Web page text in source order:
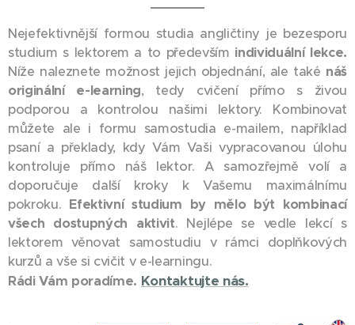
Nejefektivnější formou studia angličtiny je bezesporu
studium s lektorem a to především individuální lekce.
Níže naleznete možnost jejich objednání, ale také náš
originální e-learning, tedy cvičení přímo s živou
podporou a kontrolou našimi lektory. Kombinovat
můžete ale i formu samostudia e-mailem, například
psaní a překlady, kdy Vám Vaši vypracovanou úlohu
kontroluje přímo náš lektor. A samozřejmě volí a
doporučuje další kroky k Vašemu maximálnímu
pokroku. Efektivní studium by mělo být kombinací
všech dostupných aktivit. Nejlépe se vedle lekcí s
lektorem věnovat samostudiu v rámci doplňkových
kurzů a vše si cvičit v e-learningu.
Rádi Vám poradíme. Kontaktujte nás.